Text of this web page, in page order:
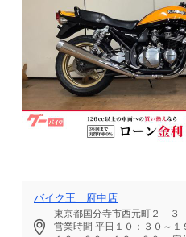
バイク王 府中店
東京都国分寺市西元町２－３
営業時間 平日１０：３０～１